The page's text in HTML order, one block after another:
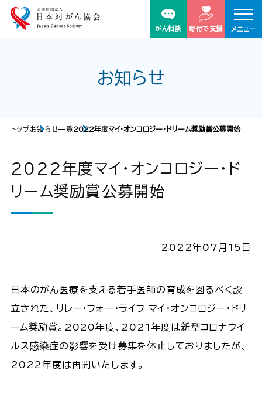
がん相談 寄付で支援 メニュー
お知らせ
トップお知らせ一覧2022年度マイ・オンコロジー・ドリーム奨励賞公募開始
2022年度マイ・オンコロジー・ド
リーム奨励賞公募開始
2022年07月15日
日本のがん医療を支える若手医師の育成を図るべく設
立された、リレー・フォー・ライフ マイ・オンコロジー・ドリ
ーム奨励賞。2020年度、2021年度は新型コロナウイ
ルス感染症の影響を受け募集を休止しておりましたが、
2022年度は再開いたします。